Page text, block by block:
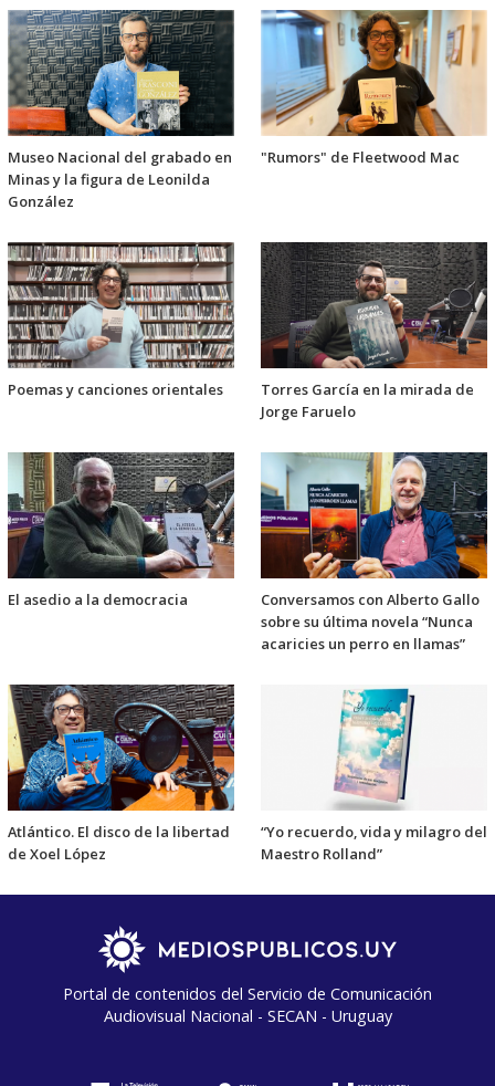
Museo Nacional del grabado en
Minas y la figura de Leonilda
González
"Rumors" de Fleetwood Mac
Poemas y canciones orientales
Torres García en la mirada de
Jorge Faruelo
El asedio a la democracia
Conversamos con Alberto Gallo
sobre su última novela “Nunca
acaricies un perro en llamas”
Atlántico. El disco de la libertad
de Xoel López
“Yo recuerdo, vida y milagro del
Maestro Rolland”
Portal de contenidos del Servicio de Comunicación
Audiovisual Nacional - SECAN - Uruguay